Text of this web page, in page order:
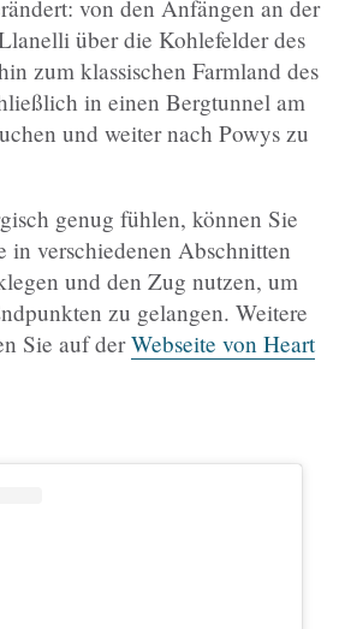
von den Anfängen an der
über die Kohlefelder des
zum klassischen Farmland des
in einen Bergtunnel am
und weiter nach Powys zu
genug fühlen, können Sie
in verschiedenen Abschnitten
und den Zug nutzen, um
zu gelangen. Weitere
Sie auf derWebseite von Heart